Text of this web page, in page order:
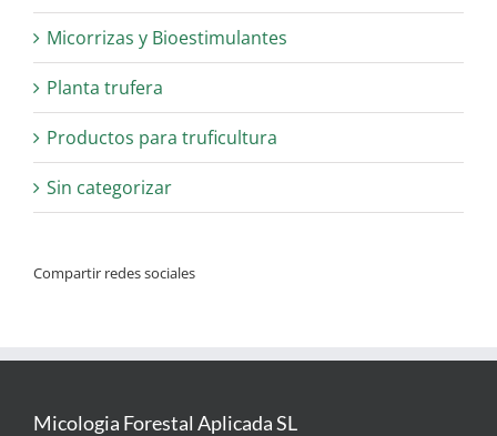
Micorrizas y Bioestimulantes
Planta trufera
Productos para truficultura
Sin categorizar
Compartir redes sociales
Micologia Forestal Aplicada SL